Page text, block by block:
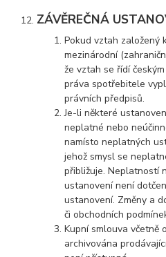
ZÁVĚREČNÁ
Pokud vztah založený
mezinárodní
že vztah se řídí
práva spotřebitele
právních předpisů.
Je-li některé
neplatné nebo
namísto neplatných
jehož smysl se
přibližuje. Neplatností
ustanovení není
ustanovení. Změny a
či obchodních
Kupní smlouva včetně
archivována